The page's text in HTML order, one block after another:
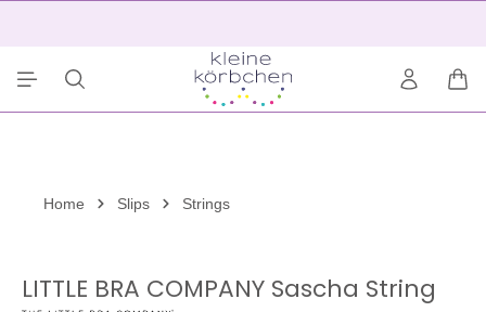
Home Slips Strings
LITTLE BRA COMPANY Sascha String